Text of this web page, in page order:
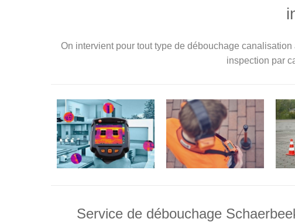
On intervient pour tout type de débouchage
inspection par
Service de débouchage